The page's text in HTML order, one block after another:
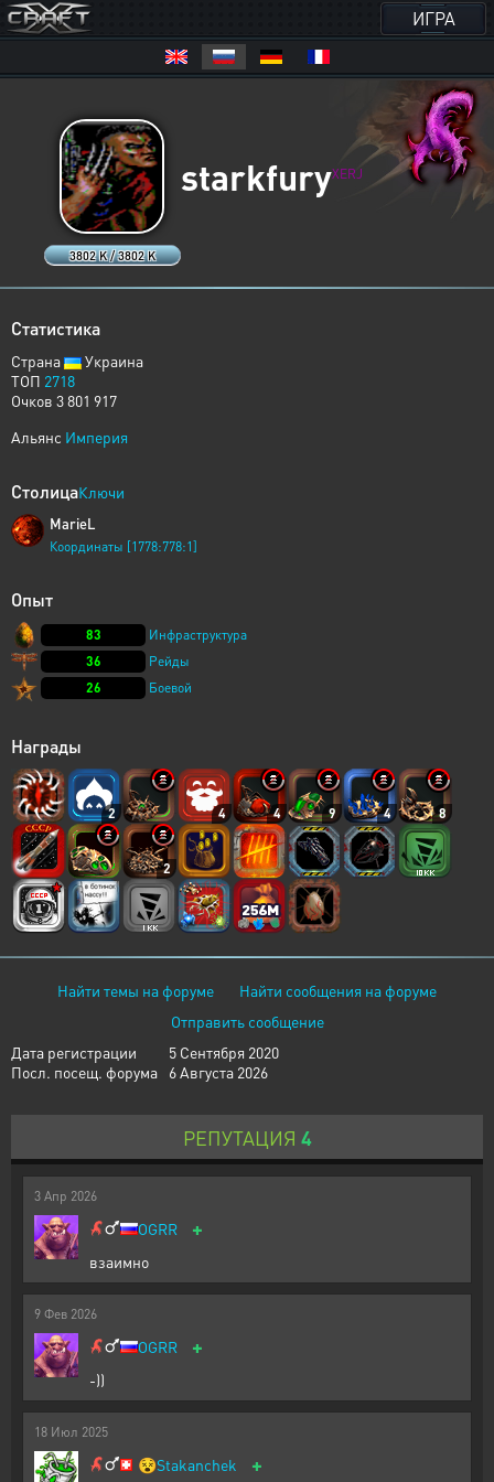
ИГРА
3802 K / 3802 K
starkfuryXERJ
Статистика
Страна
Украина
ТОП 2718
Очков 3 801 917
Альянс Империя
СтолицаКлючи
MarieL
Координаты [1778:778:1]
Опыт
83
Инфраструктура
36
Рейды
26
Боевой
Награды
2 4 4 9 4 8
2
Найти темы на форуме
Найти сообщения на форуме
Отправить сообщение
Дата регистрации
5 Сентября 2020
Посл. посещ. форума
6 Августа 2026
РЕПУТАЦИЯ 4
3 Апр 2026
OGRR +
взаимно
9 Фев 2026
OGRR +
-))
18 Июл 2025
😵Stakanchek +